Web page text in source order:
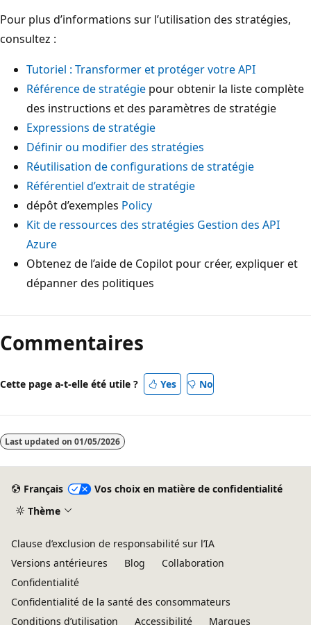
Pour plus d’informations sur l’utilisation des stratégies,
consultez :
Tutoriel : Transformer et protéger votre API
Référence de stratégie pour obtenir la liste complète
des instructions et des paramètres de stratégie
Expressions de stratégie
Définir ou modifier des stratégies
Réutilisation de configurations de stratégie
Référentiel d’extrait de stratégie
dépôt d’exemples Policy
Kit de ressources des stratégies Gestion des API
Azure
Obtenez de l’aide de Copilot pour créer, expliquer et
dépanner des politiques
Commentaires
Cette page a-t-elle été utile ? Yes No
Last updated on 01/05/2026
Français
Vos choix en matière de confidentialité
Thème
Clause d’exclusion de responsabilité sur l’IA
Versions antérieures
Blog
Collaboration
Confidentialité
Confidentialité de la santé des consommateurs
Conditions d’utilisation
Accessibilité Marques